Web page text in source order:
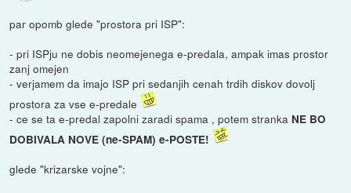
par opomb glede "prostora pri ISP":
- pri ISPju ne dobis neomejenega e-predala, ampak imas prostor
zanj omejen
- verjamem da imajo ISP pri sedanjih cenah trdih diskov dovolj
prostora za vse e-predale
- ce se ta e-predal zapolni zaradi spama , potem stranka NE BO
DOBIVALA NOVE (ne-SPAM) e-POSTE!
glede "krizarske vojne":